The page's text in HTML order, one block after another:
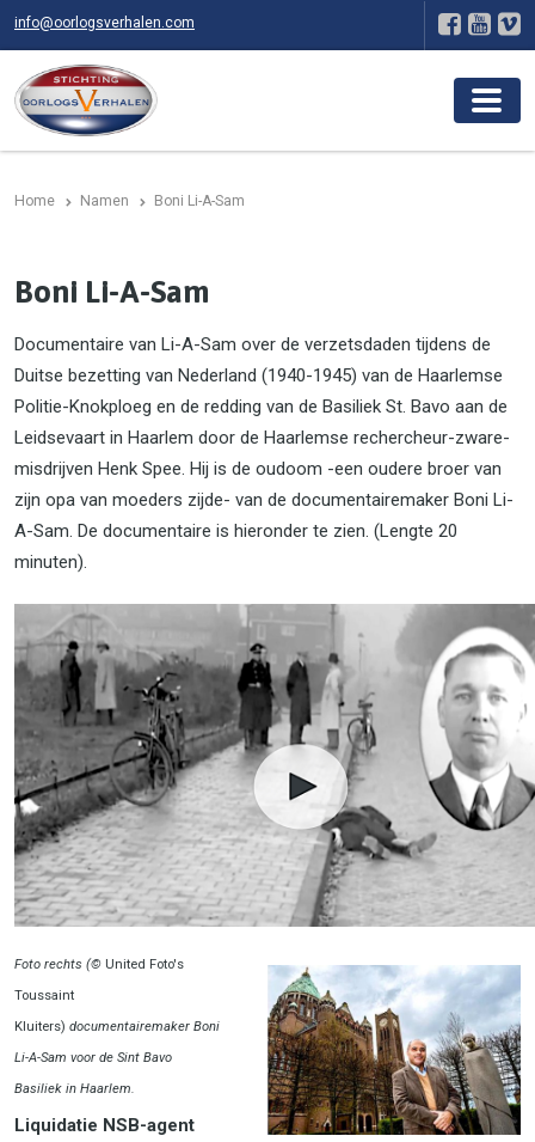
info@oorlogsverhalen.com
Home Namen Boni Li-A-Sam
Boni Li-A-Sam
Documentaire van Li-A-Sam over de verzetsdaden tijdens de
Duitse bezetting van Nederland (1940-1945) van de Haarlemse
Politie-Knokploeg en de redding van de Basiliek St. Bavo aan de
Leidsevaart in Haarlem door de Haarlemse rechercheur-zware-
misdrijven Henk Spee. Hij is de oudoom -een oudere broer van
zijn opa van moeders zijde- van de documentairemaker Boni Li-
A-Sam. De documentaire is hieronder te zien. (Lengte 20
minuten).
Foto rechts (© United Foto's
Toussaint
Kluiters) documentairemaker Boni
Li-A-Sam voor de Sint Bavo
Basiliek in Haarlem.
Liquidatie NSB-agent